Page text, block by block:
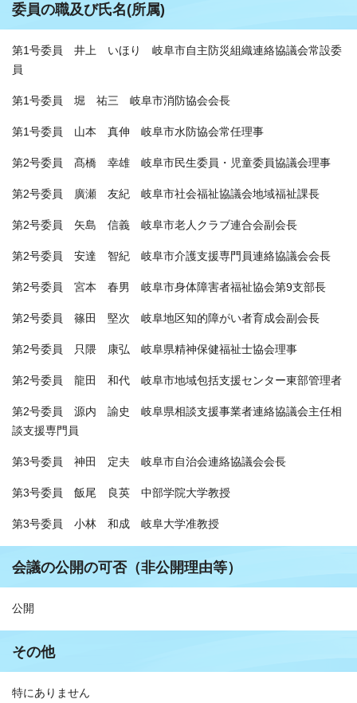
委員の職及び氏名(所属)
第1号委員 井上 いほり 岐阜市自主防災組織連絡協議会常設委
員
第1号委員 堀 祐三 岐阜市消防協会会長
第1号委員 山本 真伸 岐阜市水防協会常任理事
第2号委員 髙橋 幸雄 岐阜市民生委員・児童委員協議会理事
第2号委員 廣瀬 友紀 岐阜市社会福祉協議会地域福祉課長
第2号委員 矢島 信義 岐阜市老人クラブ連合会副会長
第2号委員 安達 智紀 岐阜市介護支援専門員連絡協議会会長
第2号委員 宮本 春男 岐阜市身体障害者福祉協会第9支部長
第2号委員 篠田 堅次 岐阜地区知的障がい者育成会副会長
第2号委員 只隈 康弘 岐阜県精神保健福祉士協会理事
第2号委員 龍田 和代 岐阜市地域包括支援センター東部管理者
第2号委員 源内 諭史 岐阜県相談支援事業者連絡協議会主任相
談支援専門員
第3号委員 神田 定夫 岐阜市自治会連絡協議会会長
第3号委員 飯尾 良英 中部学院大学教授
第3号委員 小林 和成 岐阜大学准教授
会議の公開の可否（非公開理由等）
公開
その他
特にありません